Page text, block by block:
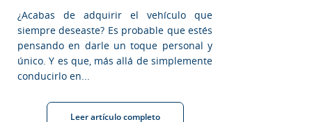
¿Acabas de adquirir el vehículo que
siempre deseaste? Es probable que estés
pensando en darle un toque personal y
único. Y es que, más allá de simplemente
conducirlo en...
Leer artículo completo